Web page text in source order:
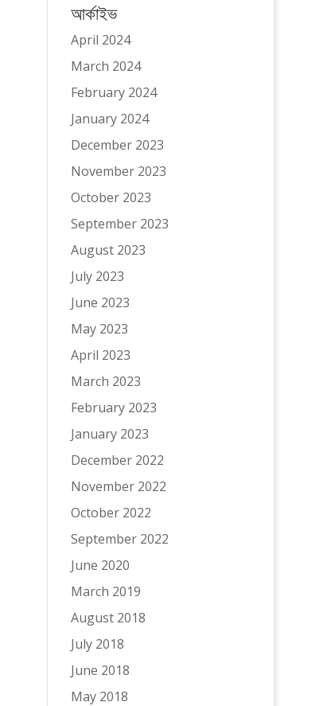
আর্কাইভ
April 2024
March 2024
February 2024
January 2024
December 2023
November 2023
October 2023
September 2023
August 2023
July 2023
June 2023
May 2023
April 2023
March 2023
February 2023
January 2023
December 2022
November 2022
October 2022
September 2022
June 2020
March 2019
August 2018
July 2018
June 2018
May 2018